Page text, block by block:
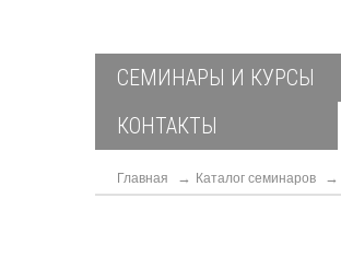
СЕМИНАРЫ И КУРСЫ
КОНТАКТЫ
Главная Каталог семинаров